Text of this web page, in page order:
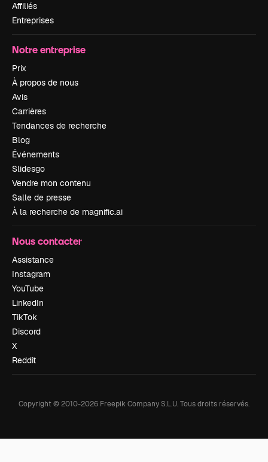
Affiliés
Entreprises
Notre entreprise
Prix
À propos de nous
Avis
Carrières
Tendances de recherche
Blog
Événements
Slidesgo
Vendre mon contenu
Salle de presse
À la recherche de magnific.ai
Nous contacter
Assistance
Instagram
YouTube
LinkedIn
TikTok
Discord
X
Reddit
Copyright © 2010-2026 Freepik Company S.L.U.Tous droits réservés.